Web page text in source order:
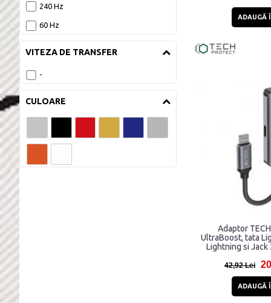
RCA tata
SD
USB-C
Wireless
240 Hz
60 Hz
VITEZA DE TRANSFER
-
CULOARE
ADAUGĂ
Adaptor
UltraBoost, tata
Lightning si Jack
42,92 Lei
ADAUGĂ